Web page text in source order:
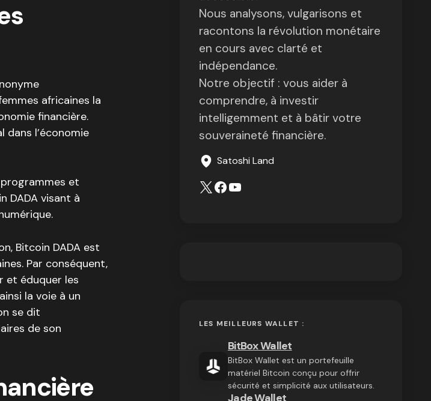
africaines la
financière.
l’économie
et
DADA visant à
Bitcoin DADA est
Par conséquent,
et éduquer les
la voie à un
se dit
de son
Nous analysons, vulgarisons et
racontons la révolution monétaire
en cours avec clarté et
indépendance.
Notre objectif : vous aider à
comprendre, à investir
intelligemment et à bâtir votre
souveraineté financière.
Satoshi Land
LES MEILLEURS WALLET :
BitBox Wallet
BitBox Wallet est un portefeuille
matériel Bitcoin conçu pour offrir
sécurité et simplicité aux utilisateurs.
Jade Wallet